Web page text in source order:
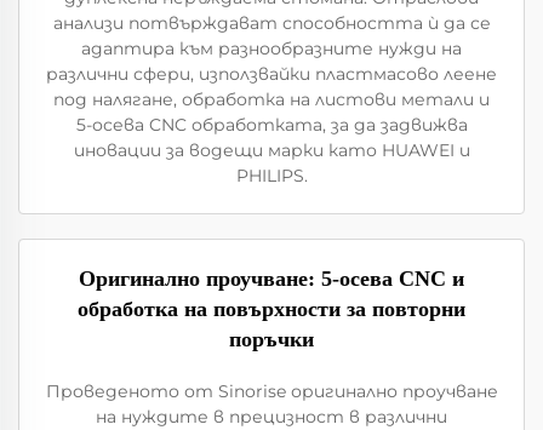
анализи потвърждават способността ѝ да се
адаптира към разнообразните нужди на
различни сфери, използвайки пластмасово леене
под налягане, обработка на листови метали и
5-осева CNC обработката, за да задвижва
иновации за водещи марки като HUAWEI и
PHILIPS.
Оригинално проучване: 5-осева CNC и
обработка на повърхности за повторни
поръчки
Проведеното от Sinorise оригинално проучване
на нуждите в прецизност в различни